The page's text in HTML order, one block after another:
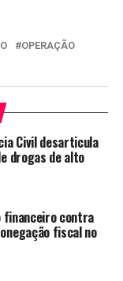
OPERAÇÃO
Civil desarticula
drogas de alto
financeiro contra
fiscal no